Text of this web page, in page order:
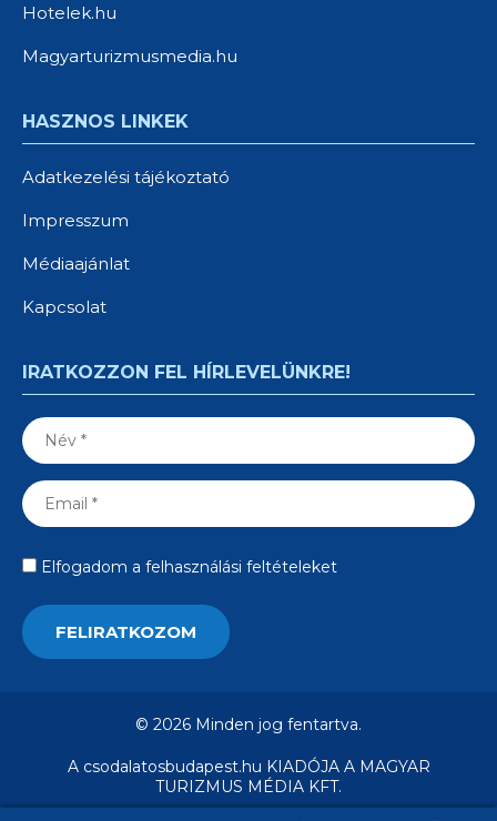
Hotelek.hu
Magyarturizmusmedia.hu
HASZNOS LINKEK
Adatkezelési tájékoztató
Impresszum
Médiaajánlat
Kapcsolat
IRATKOZZON FEL HÍRLEVELÜNKRE!
Elfogadom a felhasználási feltételeket
© 2026 Minden jog fentartva.
A csodalatosbudapest.hu KIADÓJA A MAGYAR
TURIZMUS MÉDIA KFT.